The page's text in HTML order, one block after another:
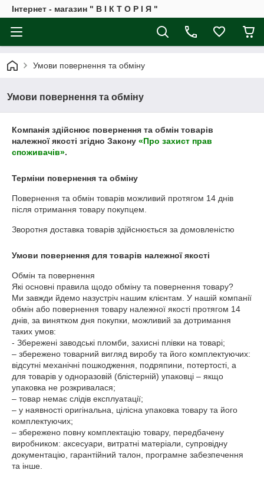
Інтернет - магазин " В І К Т О Р І Я "
Умови повернення та обміну
Умови повернення та обміну
Компанія здійснює повернення та обмін товарів
належної якості згідно Закону «Про захист прав
споживачів».
Терміни повернення та обміну
Повернення та обмін товарів можливий протягом 14 днів
після отримання товару покупцем.
Зворотня доставка товарів здійснюється за домовленістю
Умови повернення для товарів належної якості
Обмін та повернення
Які основні правила щодо обміну та повернення товару?
Ми завжди йдемо назустріч нашим клієнтам. У нашій компанії
обмін або повернення товару належної якості протягом 14
днів, за винятком дня покупки, можливий за дотримання
таких умов:
- Збережені заводські пломби, захисні плівки на товарі;
– збережено товарний вигляд виробу та його комплектуючих:
відсутні механічні пошкодження, подряпини, потертості, а
для товарів у одноразовій (блістерній) упаковці – якщо
упаковка не розкривалася;
– товар немає слідів експлуатації;
– у наявності оригінальна, цілісна упаковка товару та його
комплектуючих;
– збережено повну комплектацію товару, передбачену
виробником: аксесуари, витратні матеріали, супровідну
документацію, гарантійний талон, програмне забезпечення
та інше.